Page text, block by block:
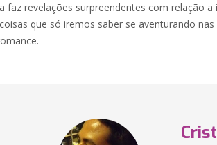
faz revelações surpreendentes com relação a
que só iremos saber se aventurando nas